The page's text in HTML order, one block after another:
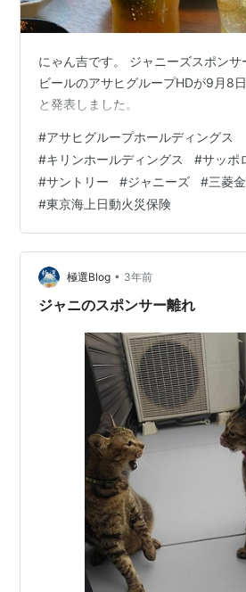
にゃん吉です。 ジャニーズスポンサ
ビールのアサヒグループHDが9月8
と発表しました。
#アサヒグループホールディングス
#キリンホールディングス #サッポ
#サントリー #ジャニーズ #三菱
#東京海上日動火災保険
極選Blog • 3年前
ジャニのスポンサー離れ